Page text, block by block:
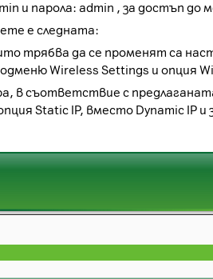
и парола: admin , за достъп до
е следната:
трябва да се променят са
Wireless Settings и опция
в съответствие с
Static IP, вместо Dynamic IP